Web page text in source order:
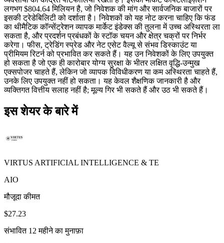
लगभग $804.64 मिलियन है, जो निवेशक की मांग और सार्वजनिक बाजारों पर
इसकी ट्रेडेबिलिटी को दर्शाता है। निवेशकों को यह नोट करना चाहिए कि फंड
का थीमैटिक कॉन्सेंट्रेशन व्यापक मार्केट इंडेक्स की तुलना में उच्च अस्थिरता ला
सकता है, और प्रदर्शन प्रबंधकों के स्टॉक चयन और क्षेत्र चक्रों पर निर्भर
करेगा। फीस, ट्रेडिंग स्प्रेड और नेट एसेट वैल्यू से संभव डिस्काउंट या
प्रीमियम रिटर्न को प्रभावित कर सकते हैं। यह उन निवेशकों के लिए उपयुक्त
हो सकता है जो एक ही कारोबार योग्य सुरक्षा के भीतर लक्षित वृद्धि‑उन्मुख
एक्सपोजर चाहते हैं, लेकिन जो व्यापक विविधीकरण या कम अस्थिरता चाहते हैं,
उनके लिए उपयुक्त नहीं हो सकता। यह केवल शैक्षणिक जानकारी है और
व्यक्तिगत वित्तीय सलाह नहीं है; मूल्य गिर भी सकते हैं और उठ भी सकते हैं।
इस शेयर के बारे में
VIRTUS ARTIFICIAL INTELLIGENCE & TE
AIO
मौजूदा कीमत
$27.23
संभावित 12 महीने का मुनाफ़ा